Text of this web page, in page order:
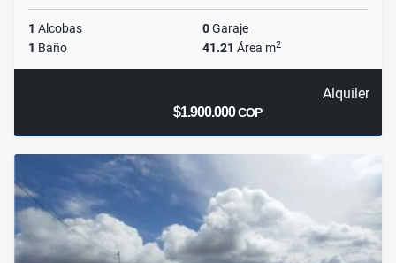
1 Alcobas 0Garaje
1 Baño 41.21 Área m2
Alquiler
$1.900.000COP